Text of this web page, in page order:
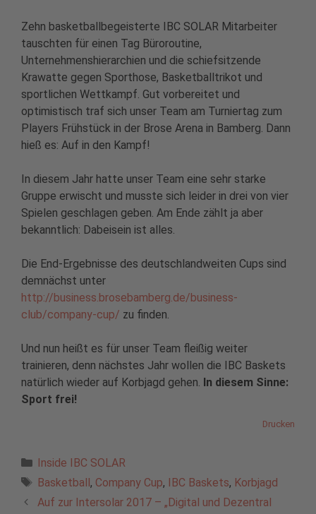
Zehn basketballbegeisterte IBC SOLAR Mitarbeiter
tauschten für einen Tag Büroroutine,
Unternehmenshierarchien und die schiefsitzende
Krawatte gegen Sporthose, Basketballtrikot und
sportlichen Wettkampf. Gut vorbereitet und
optimistisch traf sich unser Team am Turniertag zum
Players Frühstück in der Brose Arena in Bamberg. Dann
hieß es: Auf in den Kampf!
In diesem Jahr hatte unser Team eine sehr starke
Gruppe erwischt und musste sich leider in drei von vier
Spielen geschlagen geben. Am Ende zählt ja aber
bekanntlich: Dabeisein ist alles.
Die End-Ergebnisse des deutschlandweiten Cups sind
demnächst unter
http://business.brosebamberg.de/business-
club/company-cup/ zu finden.
Und nun heißt es für unser Team fleißig weiter
trainieren, denn nächstes Jahr wollen die IBC Baskets
natürlich wieder auf Korbjagd gehen. In diesem Sinne:
Sport frei!
Drucken
Kategorien
Inside IBC SOLAR
Schlagwörter
Basketball, Company Cup, IBC Baskets, Korbjagd
Auf zur Intersolar 2017 – „Digital und Dezentral